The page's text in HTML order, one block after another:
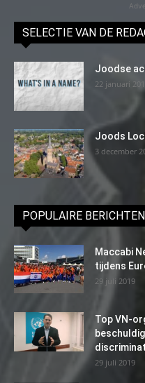
SELECTIE VAN DE
Joodse
22 januari
Joods
3 december
POPULAIRE BERICHTEN
Maccabi
tijdens
29 juli 2019
Top VN-
29 juli 2019